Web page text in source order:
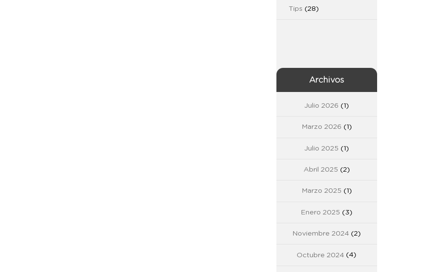
Tips (28)
Archivos
Julio 2026 (1)
Marzo 2026 (1)
Julio 2025 (1)
Abril 2025 (2)
Marzo 2025 (1)
Enero 2025 (3)
Noviembre 2024 (2)
Octubre 2024 (4)